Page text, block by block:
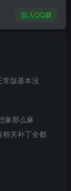
关注 私信
常版基本没
象那么麻
相关补丁全都
加入QQ群